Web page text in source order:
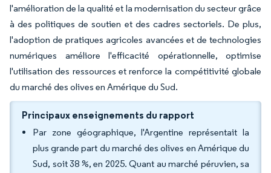
l'amélioration de la qualité et la modernisation du secteur grâce
à des politiques de soutien et des cadres sectoriels. De plus,
l'adoption de pratiques agricoles avancées et de technologies
numériques améliore l'efficacité opérationnelle, optimise
l'utilisation des ressources et renforce la compétitivité globale
du marché des olives en Amérique du Sud.
Principaux enseignements du rapport
Par zone géographique, l'Argentine représentait la
plus grande part du marché des olives en Amérique du
Sud, soit 38 %, en 2025. Quant au marché péruvien, sa